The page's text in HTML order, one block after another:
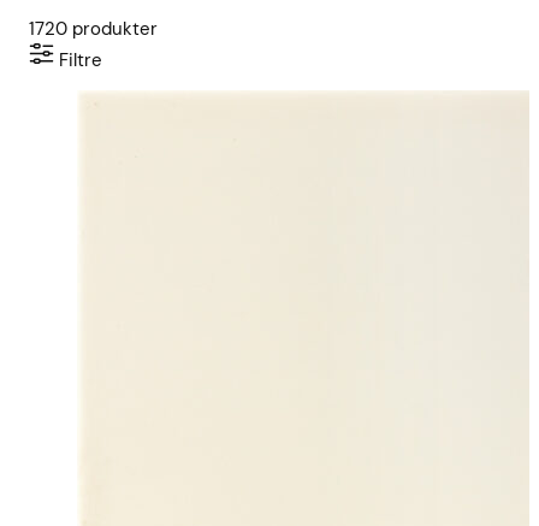
1720 produkter
Filtre